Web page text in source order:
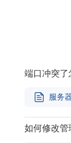
端口冲突了
服务
如何修改管